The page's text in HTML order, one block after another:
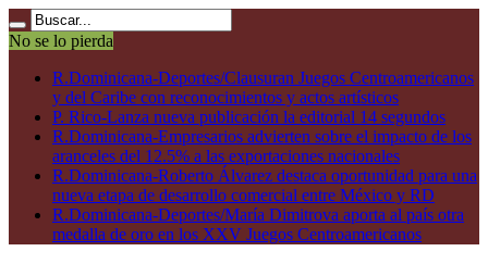
No se lo pierda
R.Dominicana-Deportes/Clausuran Juegos Centroamericanos
y del Caribe con reconocimientos y actos artísticos
P. Rico-Lanza nueva publicación la editorial 14 segundos
R.Dominicana-Empresarios advierten sobre el impacto de los
aranceles del 12.5% a las exportaciones nacionales
R.Dominicana-Roberto Álvarez destaca oportunidad para una
nueva etapa de desarrollo comercial entre México y RD
R.Dominicana-Deportes/María Dimitrova aporta al país otra
medalla de oro en los XXV Juegos Centroamericanos